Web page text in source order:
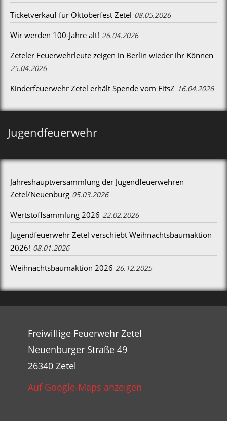
Ticketverkauf für Oktoberfest Zetel 08.05.2026
Wir werden 100-Jahre alt! 26.04.2026
Zeteler Feuerwehrleute zeigen in Berlin wieder ihr Können
25.04.2026
Kinderfeuerwehr Zetel erhält Spende vom FitsZ 16.04.2026
Jugendfeuerwehr
Jahreshauptversammlung der Jugendfeuerwehren
Zetel/Neuenburg 05.03.2026
Wertstoffsammlung 2026 22.02.2026
Jugendfeuerwehr Zetel verschiebt Weihnachtsbaumaktion
2026! 08.01.2026
Weihnachtsbaumaktion 2026 26.12.2025
Freiwillige Feuerwehr Zetel
Neuenburger Straße 49
26340 Zetel
Auf Google-Maps anzeigen